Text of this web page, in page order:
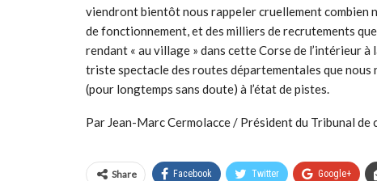
viendront bientôt nous rappeler cruellement combien
de fonctionnement, et des milliers de recrutements
rendant « au village » dans cette Corse de l’intérieur
triste spectacle des routes départementales que nous
(pour longtemps sans doute) à l’état de pistes.
Par Jean-Marc Cermolacce / Président du Tribunal de
Share Facebook Twitter Google+